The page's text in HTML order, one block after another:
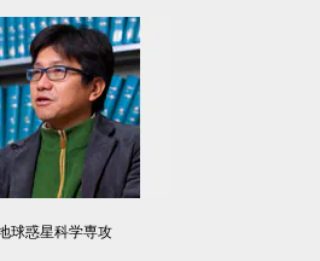
球惑星科学専攻